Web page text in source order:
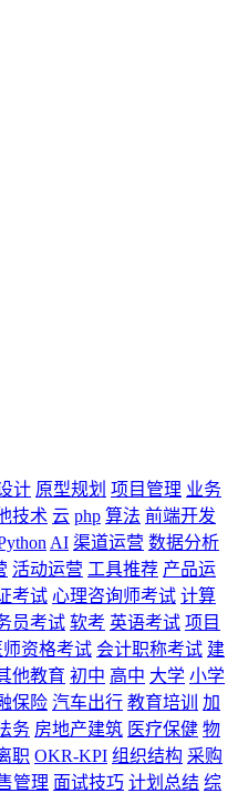
计 原型规划 项目管理 业务
技术 云 php 算法 前端开发
AI 渠道运营 数据分析
活动运营 工具推荐 产品运
考试 心理咨询师考试 计算
员考试 软考 英语考试 项目
资格考试 会计职称考试 建
他教育 初中 高中 大学 小学
保险 汽车出行 教育培训
加
务 房地产建筑 医疗保健 物
职 OKR-KPI 组织结构 采购
管理 面试技巧 计划总结 综